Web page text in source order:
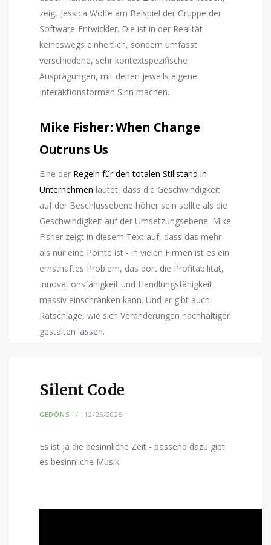
zeigt Jessica Wolfe am Beispiel der Gruppe der
Software-Entwickler. Die ist in der Realität
keineswegs einheitlich, sondern umfasst
verschiedene, sehr kontextspezifische
Ausprägungen, mit denen jeweils eigene
Interaktionsformen Sinn machen.
Mike Fisher: When Change
Outruns Us
Eine der Regeln für den totalen Stillstand in
Unternehmen lautet, dass die Geschwindigkeit
auf der Beschlussebene höher sein sollte als die
Geschwindigkeit auf der Umsetzungsebene. Mike
Fisher zeigt in diesem Text auf, dass das mehr
als nur eine Pointe ist - in vielen Firmen ist es ein
ernsthaftes Problem, das dort die Profitabilität,
Innovationsfähigkeit und Handlungsfähigkeit
massiv einschränken kann. Und er gibt auch
Ratschläge, wie sich Veränderungen nachhaltiger
gestalten lassen.
Silent Code
GEDÖNS 12/26/2025
Es ist ja die besinnliche Zeit - passend dazu gibt
es besinnliche Musik.